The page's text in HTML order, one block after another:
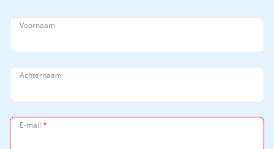
Voornaam
Achternaam
E-mail *